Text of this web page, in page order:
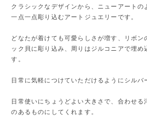
クラシックなデザインから、ニューアートの
一点一点彫り込むアートジュエリーです。
どなたが着けても可愛らしさが増す、リボン
ック貝に彫り込み、周りはジルコニアで埋め
す。
日常に気軽につけていただけるようにシルバ
日常使いにちょうどよい大きさで、合わせる
のあるものにしてくれます。